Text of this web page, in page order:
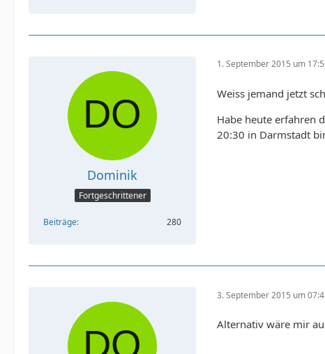
Dominik
Fortgeschrittener
Beiträge 280
1. September 2015 um
Weiss jemand jetzt
Habe heute erfahren
20:30 in Darmstadt
3. September 2015 um
Alternativ wäre mir